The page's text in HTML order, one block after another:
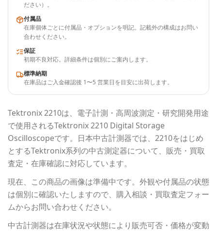
ださい）。
付属品
在庫個体ごとに付属品・オプションを明記。記載外の構成はお問い
合わせください。
保証
初期不良対応。詳細条件は個別にご案内します。
標準納期
在庫品はご入金確認後 1〜5 営業日を目安に出荷します。
Tektronix2210は、電子計測・高周波測定・研究開発用途
で使用されるTektronix 2210 Digital Storage
Oscilloscopeです。 日本中古計測器では、 2210をはじめ
とするTektronix系列の中古測定器について、販売・買取
査定・在庫確認に対応しています。
現在、この商品の画像は準備中です。外観や付属品の状態
は個別に確認いたしますので、購入相談・買取査定フォー
ムからお問い合わせください。
中古計測器は在庫状況や状態により販売可否・価格が変動